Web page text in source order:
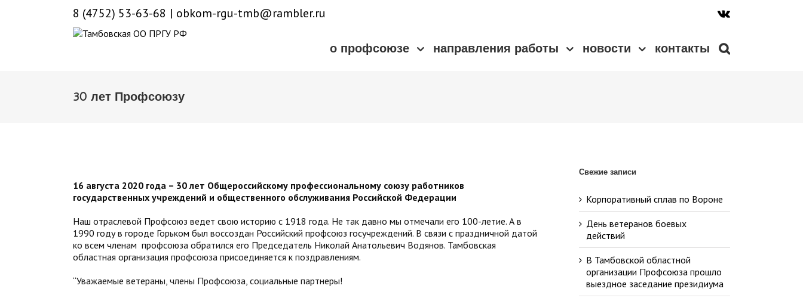
8 (4752) 53-63-68 | obkom-rgu-tmb@rambler.ru
о профсоюзе направления работы новости контакты
30 лет Профсоюзу
16 августа 2020 года – 30 лет Общероссийскому профессиональному союзу работников
государственных учреждений и общественного обслуживания Российской Федерации
Наш отраслевой Профсоюз ведет свою историю с 1918 года. Не так давно мы отмечали его 100-летие. А в
1990 году в городе Горьком был воссоздан Российский профсоюз госучреждений. В связи с праздничной датой
ко всем членам профсоюза обратился его Председатель Николай Анатольевич Водянов. Тамбовская
областная организация профсоюза присоединяется к поздравлениям.
“Уважаемые ветераны, члены Профсоюза, социальные партнеры!
Свежие записи
Корпоративный сплав по Вороне
День ветеранов боевых
действий
В Тамбовской областной
организации Профсоюза прошло
выездное заседание президиума